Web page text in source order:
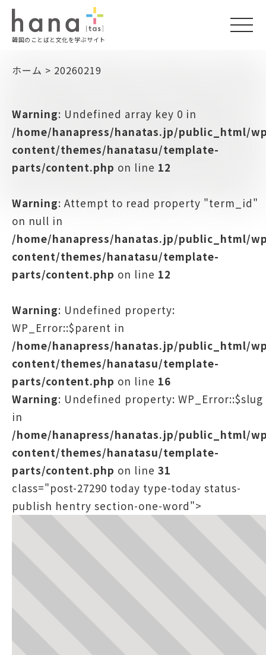
韓国のことばと文化を学ぶサイト
ホーム > 20260219
Warning: Undefined array key 0 in
/home/hanapress/hanatas.jp/public_html/
content/themes/hanatasu/template-
parts/content.php on line 12
Warning: Attempt to read property "term_id"
on null in
/home/hanapress/hanatas.jp/public_html/
content/themes/hanatasu/template-
parts/content.php on line 12
Warning: Undefined property:
WP_Error::$parent in
/home/hanapress/hanatas.jp/public_html/
content/themes/hanatasu/template-
parts/content.php on line 16
Warning: Undefined property: WP_Error::$slug
in
/home/hanapress/hanatas.jp/public_html/
content/themes/hanatasu/template-
parts/content.php on line 31
class="post-27290 today type-today status-
publish hentry section-one-word">